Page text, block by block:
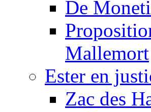
De
Mallemort
Ester en
Zac des